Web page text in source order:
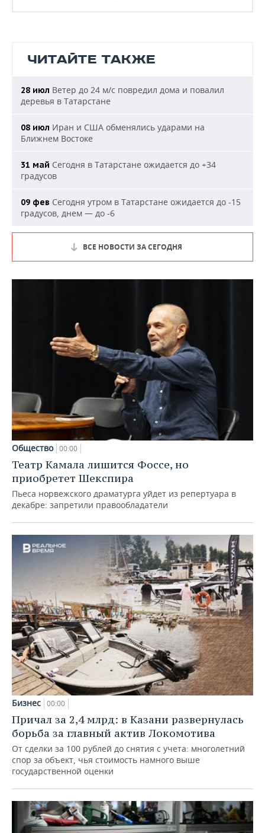
ЧИТАЙТЕ ТАКЖЕ
28 июл Ветер до 24 м/с повредил дома и повалил
деревья в Татарстане
08 июл Иран и США обменялись ударами на
Ближнем Востоке
31 май Сегодня в Татарстане ожидается до +34
градусов
09 фев Сегодня утром в Татарстане ожидается до -15
градусов, днем — до -6
ВСЕ НОВОСТИ ЗА СЕГОДНЯ
Общество 00:00
Театр Камала лишится Фоссе, но
приобретет Шекспира
Пьеса норвежского драматурга уйдет из репертуара в
декабре: запретили правообладатели
Бизнес 00:00
Причал за 2,4 млрд: в Казани развернулась
борьба за главный актив Локомотива
От сделки за 100 рублей до снятия с учета: многолетний
спор за объект, чья стоимость намного выше
государственной оценки